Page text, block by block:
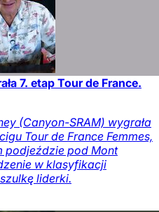
7. etap Tour de France.
(Canyon-SRAM) wygrała
Tour de France Femmes,
podjeździe pod Mont
w klasyfikacji
liderki.